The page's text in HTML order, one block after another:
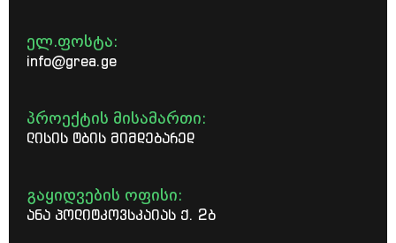
ელ.ფოსტა:
info@grea.ge
პროექტის მისამართი:
ლისის ტბის მიმდებარედ
გაყიდვების ოფისი:
ანა პოლიტკოვსკაიას ქ. 2ბ